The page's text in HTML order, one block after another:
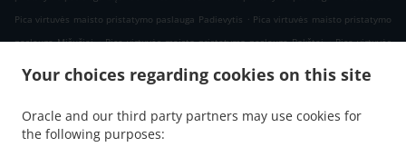
Your choices regarding cookies on this site
Oracle and our third party partners may use cookies for
the following purposes:
Pica virtuvės maisto pristatymo paslauga Padievytis . Pica virtuvės maisto pristatymo
paslauga Mišučiai . Pica virtuvės maisto pristatymo paslauga Bokštai . Pica virtuvės
Pica virtuvės maisto pristatymo paslauga Karūžiškė I .
pristatymo paslauga Pykaičiai
Pica virtuvės maisto pristatymo paslauga Payžnys
Pica virtuvės maisto pristatymo paslauga Payžnio kaimas